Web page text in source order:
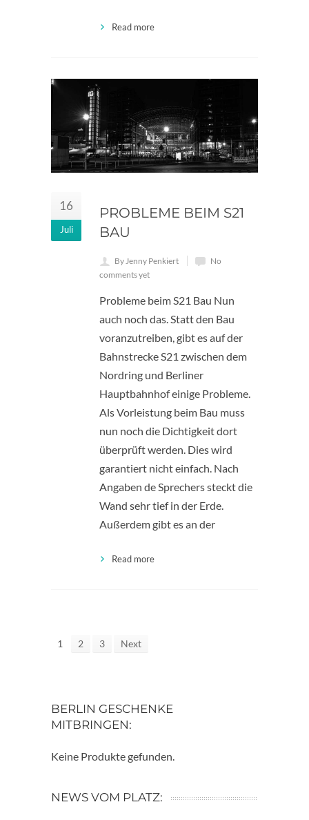
Read more
16
Juli
PROBLEME BEIM S21
BAU
By Jenny Penkiert
No
comments yet
Probleme beim S21 Bau Nun
auch noch das. Statt den Bau
voranzutreiben, gibt es auf der
Bahnstrecke S21 zwischen dem
Nordring und Berliner
Hauptbahnhof einige Probleme.
Als Vorleistung beim Bau muss
nun noch die Dichtigkeit dort
überprüft werden. Dies wird
garantiert nicht einfach. Nach
Angaben de Sprechers steckt die
Wand sehr tief in der Erde.
Außerdem gibt es an der
Read more
1 2 3 Next
BERLIN GESCHENKE
MITBRINGEN:
Keine Produkte gefunden.
NEWS VOM PLATZ: